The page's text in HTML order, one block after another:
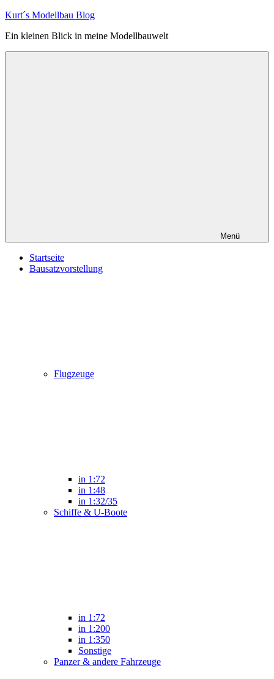
Zum
springen
Kurt´s Modellbau Blog
Ein kleinen Blick in meine Modellbauwelt
Menü
Startseite
Bausatzvorstellung
Flugzeuge
in 1:72
in 1:48
in 1:32/35
Schiffe & U-Boote
in 1:72
in 1:200
in 1:350
Sonstige
Panzer & andere Fahrzeuge